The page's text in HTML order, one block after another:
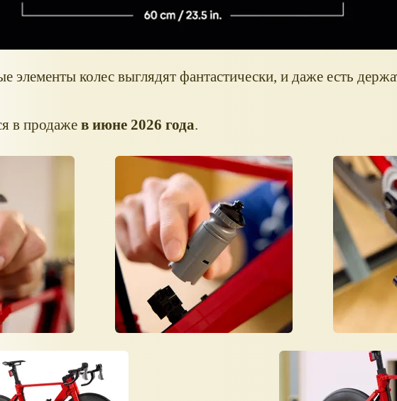
элементы колес выглядят фантастически, и даже есть
в продаже в июне 2026 года.